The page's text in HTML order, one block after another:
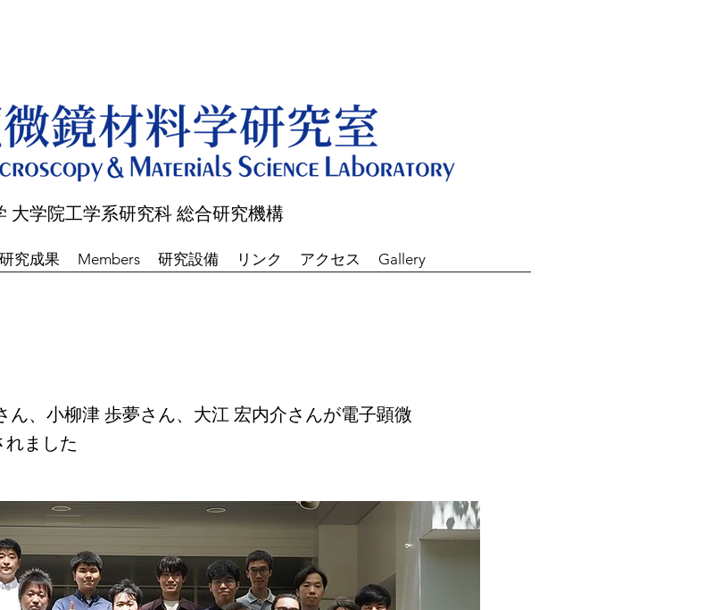
大学院工学系研究科 総合研究機構
研究成果 Members 研究設備 リンク アクセス Gallery
ん、小柳津 歩夢さん、大江 宏内介さんが電子顕微
ました